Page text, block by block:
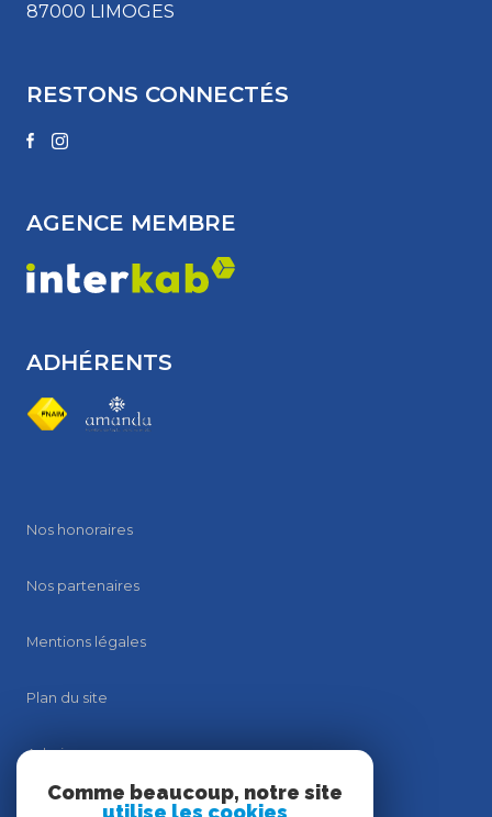
87000 LIMOGES
RESTONS CONNECTÉS
AGENCE MEMBRE
ADHÉRENTS
Nos honoraires
Nos partenaires
Mentions légales
Plan du site
Admin
Politique RGPD
Comme beaucoup, notre site
utilise les cookies